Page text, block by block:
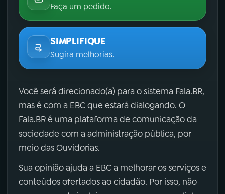
Faça um pedido.
SIMPLIFIQUE
Sugira melhorias.
Você será direcionado(a) para o sistema Fala.BR,
mas é com a EBC que estará dialogando. O
Fala.BR é uma plataforma de comunicação da
sociedade com a administração pública, por
meio das Ouvidorias.
Sua opinião ajuda a EBC a melhorar os serviços e
conteúdos ofertados ao cidadão. Por isso, não